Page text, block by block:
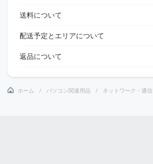
送料について
配送予定とエリアについて
返品について
ホーム パソコン関連用品 ネットワーク・通信